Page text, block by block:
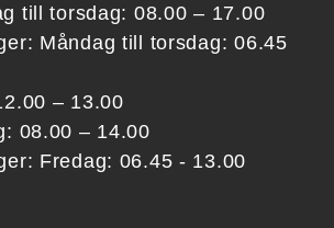
till torsdag: 08.00 – 17.00
Måndag till torsdag: 06.45
– 13.00
08.00 – 14.00
Fredag: 06.45 - 13.00